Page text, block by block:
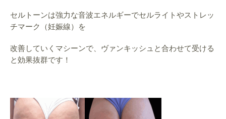
セルトーンは強力な音波エネルギーでセルライトやストレッ
チマーク（妊娠線）を
改善していくマシーンで、ヴァンキッシュと合わせて受ける
と効果抜群です！